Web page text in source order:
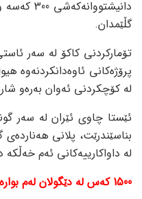
گڵێمدان.
تۆمارکردنی کاکۆ لە سەر
پرۆژەکانی
لە کۆچکردنی ئەوان بەرەو
ئێستا چاوی ئێران لە سەر
بناسێندرێت، پلانی
لە داواکارییەکانی ئەم خەڵکە
1500 کەس لە دێگولان لەم بوارەدا چالاکن